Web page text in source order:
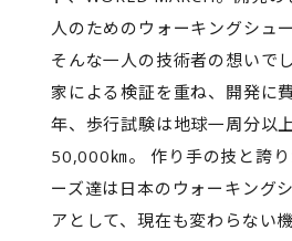
人のためのウォーキングシュ
そんな一人の技術者の想いで
家による検証を重ね、開発に
年、歩行試験は地球一周分以
50,000㎞。 作り手の技と誇
ーズ達は日本のウォーキング
アとして、現在も変わらない